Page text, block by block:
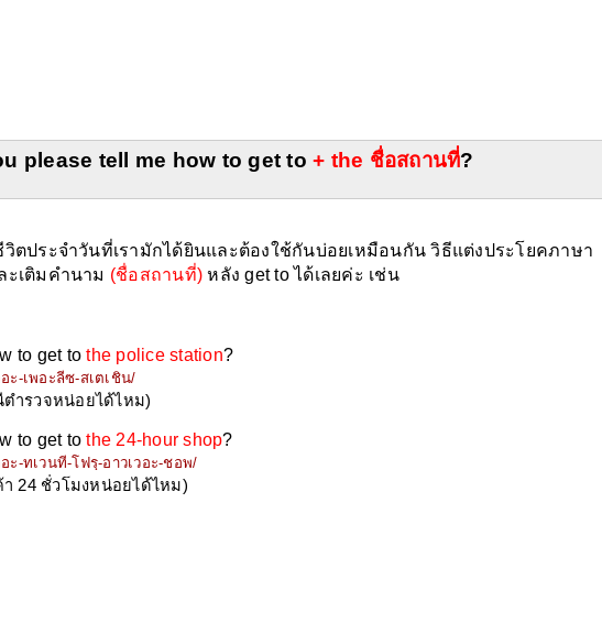
please tell me how to get to + the ชื่อสถานที่?
ตประจำวันที่เรามักได้ยินและต้องใช้กันบ่อยเหมือนกัน วิธีแต่งประโยคภาษา
ะเติมคำนาม (ชื่อสถานที่) หลัง get to ได้เลยค่ะ เช่น
to get to the police station?
ะ-เพอะลีซ-สเตเชิน/
ำรวจหน่อยได้ไหม)
to get to the 24-hour shop?
ะ-ทเวนที-โฟรฺ-อาวเวอะ-ชอพ/
24 ชั่วโมงหน่อยได้ไหม)